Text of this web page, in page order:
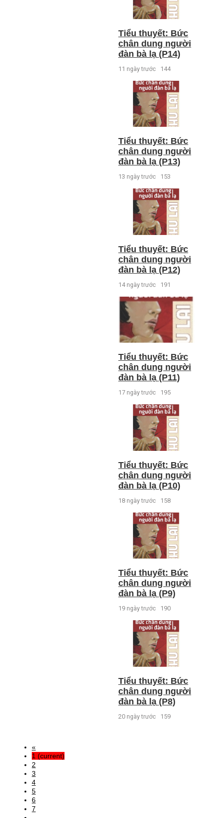
Tiểu thuyết: Bức
chân dung người
đàn bà lạ (P14)
11 ngày trước 144
Tiểu thuyết: Bức
chân dung người
đàn bà lạ (P13)
13 ngày trước 153
Tiểu thuyết: Bức
chân dung người
đàn bà lạ (P12)
14 ngày trước 191
Tiểu thuyết: Bức
chân dung người
đàn bà lạ (P11)
17 ngày trước 195
Tiểu thuyết: Bức
chân dung người
đàn bà lạ (P10)
18 ngày trước 158
Tiểu thuyết: Bức
chân dung người
đàn bà lạ (P9)
19 ngày trước 190
Tiểu thuyết: Bức
chân dung người
đàn bà lạ (P8)
20 ngày trước 159
«
1 (current)
2
3
4
5
6
7